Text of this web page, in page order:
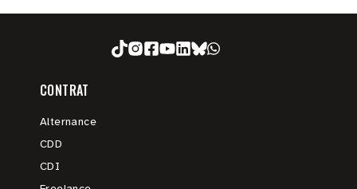
CONTRAT
Alternance
CDD
CDI